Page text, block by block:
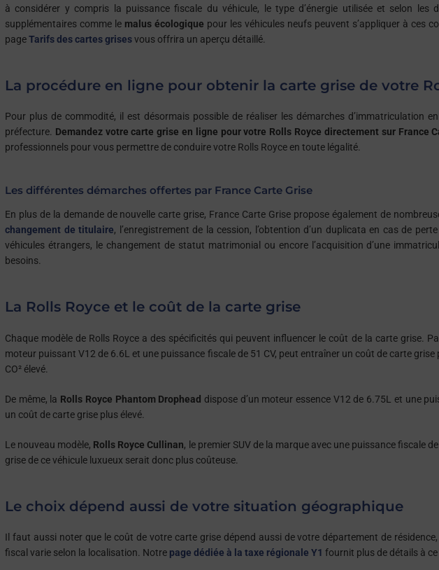
à considérer y compris la puissance fiscale du véhicule, le type d’énergie utilisée et selon les
supplémentaires comme le malus écologique pour les véhicules neufs peuvent s’appliquer à ces
pageTarifs des cartes grisesvous offrira un aperçu détaillé.
La procédure en ligne pour obtenir la carte grise de votre
Pour plus de commodité, il est désormais possible de réaliser les démarches d’immatriculation
préfecture. Demandez votre carte grise en ligne pour votre Rolls Royce directement sur France
professionnels pour vous permettre de conduire votre Rolls Royce en toute légalité.
Les différentes démarches offertes par France Carte Grise
En plus de la demande de nouvelle carte grise, France Carte Grise propose également de
changement de titulaire, l’enregistrement de la cession, l’obtention d’un duplicata en cas de
véhicules étrangers, le changement de statut matrimonial ou encore l’acquisition d’une
besoins.
La Rolls Royce et le coût de la carte grise
Chaque modèle de Rolls Royce a des spécificités qui peuvent influencer le coût de la carte grise.
moteur puissant V12 de 6.6L et une puissance fiscale de 51 CV, peut entraîner un coût de carte
CO² élevé.
De même, la Rolls Royce Phantom Drophead dispose d’un moteur essence V12 de 6.75L et une
un coût de carte grise plus élevé.
Le nouveau modèle, Rolls Royce Cullinan, le premier SUV de la marque avec une puissance fiscale
grise de ce véhicule luxueux serait donc plus coûteuse.
Le choix dépend aussi de votre situation géographique
Il faut aussi noter que le coût de votre carte grise dépend aussi de votre département de
fiscal varie selon la localisation. Notre page dédiée à la taxe régionale Y1 fournit plus de détails à